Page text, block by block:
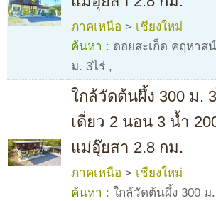
ภาคเหนือ > เชียงใหม่
ค้นหา : ดอยสะเก็ด คฤหาส
ม. 3ไร่ ,
ใกล้วัดต้นผึ้ง 300 ม.
เดี่ยว 2 นอน 3 น้ำ
แม่อุ๊ยสา 2.8 กม.
ภาคเหนือ > เชียงใหม่
ค้นหา : ใกล้วัดต้นผึ้ง 300 ม